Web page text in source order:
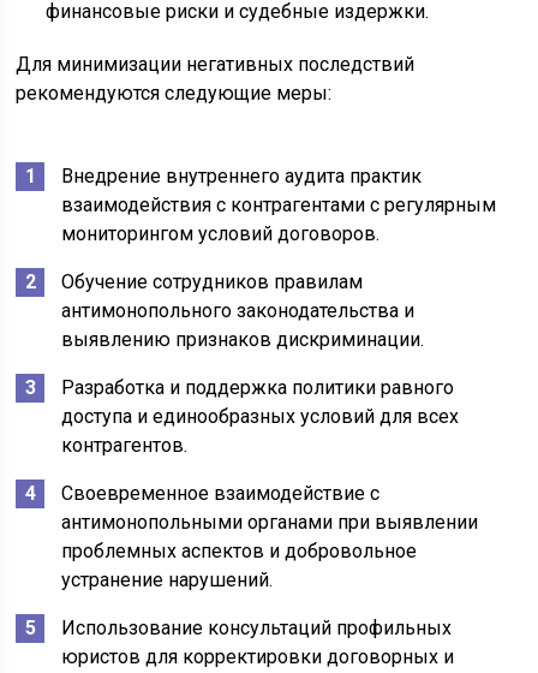
финансовые риски и судебные издержки.
Для минимизации негативных последствий
рекомендуются следующие меры:
Внедрение внутреннего аудита практик
взаимодействия с контрагентами с регулярным
мониторингом условий договоров.
Обучение сотрудников правилам
антимонопольного законодательства и
выявлению признаков дискриминации.
Разработка и поддержка политики равного
доступа и единообразных условий для всех
контрагентов.
Своевременное взаимодействие с
антимонопольными органами при выявлении
проблемных аспектов и добровольное
устранение нарушений.
Использование консультаций профильных
юристов для корректировки договорных и